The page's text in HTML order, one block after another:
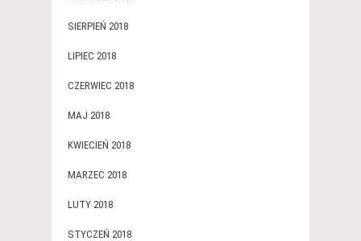
SIERPIEŃ 2018
LIPIEC 2018
CZERWIEC 2018
MAJ 2018
KWIECIEŃ 2018
MARZEC 2018
LUTY 2018
STYCZEŃ 2018